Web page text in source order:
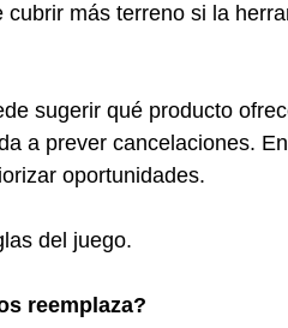
más terreno si la
sugerir qué producto
a prever cancelaciones.
oportunidades.
del juego.
reemplaza?